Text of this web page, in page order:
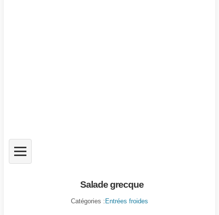
Salade grecque
Catégories :Entrées froides